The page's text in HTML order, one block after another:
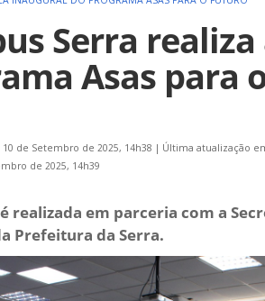
Serra
Asas para
de Setembro de 2025, 14h38 | Última atualização
de 2025, 14h39
realizada em parceria com a
Prefeitura da Serra.